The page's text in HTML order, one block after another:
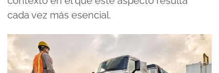
cada vez más esencial.